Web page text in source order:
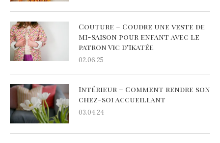
Couture – Coudre une veste de
mi-saison pour enfant avec le
patron Vic d’Ikatée
02.06.25
Intérieur – Comment rendre son
chez-soi accueillant
03.04.24